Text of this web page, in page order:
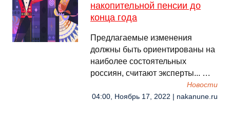
накопительной пенсии до
конца года
Предлагаемые изменения
должны быть ориентированы на
наиболее состоятельных
россиян, считают эксперты... …
Новости
04:00, Ноябрь 17, 2022 | nakanune.ru